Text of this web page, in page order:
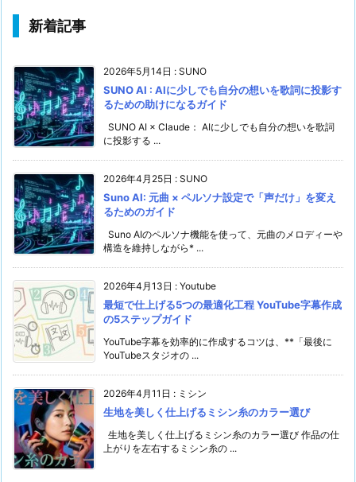
新着記事
2026年5月14日 : SUNO
SUNO AI : AIに少しでも自分の想いを歌詞に投影す
るための助けになるガイド
SUNO AI × Claude： AIに少しでも自分の想いを歌詞
に投影する ...
2026年4月25日 : SUNO
Suno AI: 元曲 × ペルソナ設定で「声だけ」を変え
るためのガイド
Suno AIのペルソナ機能を使って、元曲のメロディーや
構造を維持しながら* ...
2026年4月13日 : Youtube
最短で仕上げる5つの最適化工程 YouTube字幕作成
の5ステップガイド
YouTube字幕を効率的に作成するコツは、**「最後に
YouTubeスタジオの ...
2026年4月11日 : ミシン
生地を美しく仕上げるミシン糸のカラー選び
生地を美しく仕上げるミシン糸のカラー選び 作品の仕
上がりを左右するミシン糸の ...